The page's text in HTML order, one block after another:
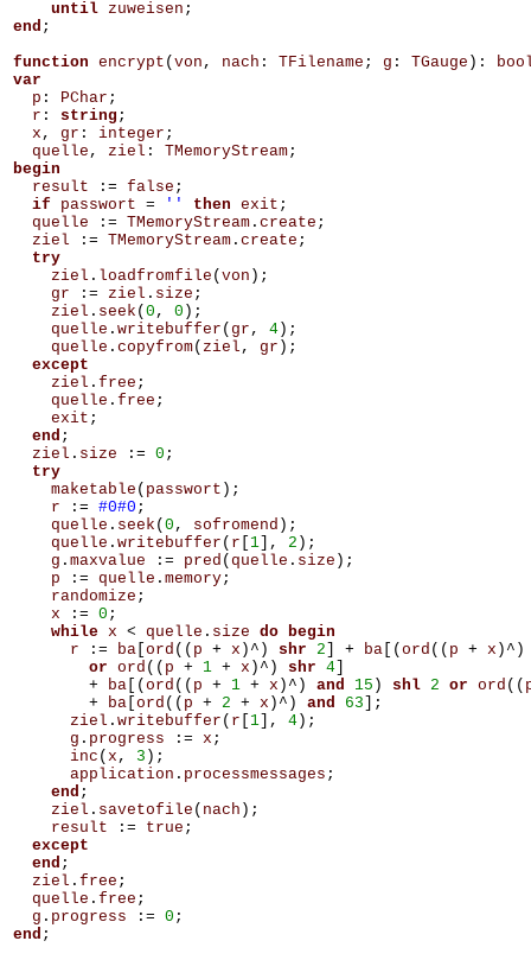
until zuweisen ;
end ;
function encrypt ( von , nach : TFilename ; g : TGauge ):
var
p : PChar ;
r : string ;
x , gr : integer ;
quelle , ziel : TMemoryStream;
begin
result
:= false ;
if
passwort = '' then exit ;
quelle
:= TMemoryStream . create ;
ziel
:= TMemoryStream . create ;
try
ziel . loadfromfile ( von );
gr
:= ziel . size ;
ziel . seek ( 0 , 0 );
quelle . writebuffer ( gr , 4 );
quelle . copyfrom( ziel , gr );
except
ziel . free ;
quelle . free ;
exit ;
end ;
ziel . size := 0 ;
try
maketable ( passwort );
r
:= #0#0 ;
quelle . seek ( 0 , sofromend );
quelle . writebuffer ( r 1 ], 2 );
g . maxvalue := pred ( quelle . size );
p
:= quelle . memory;
randomize ;
x
:= 0 ;
while x < quelle . size do begin
r
:= ba ord (( p + x )^) shr 2 + ba [( ord (( p + x )^)
or ord (( p + 1 + x )^) shr 4
+
ba [( ord (( p + 1 + x )^) and 15 ) shl 2 or ord ((
+
ba ord (( p + 2 + x )^) and 63 ];
ziel . writebuffer ( r 1 ], 4 );
g . progress := x ;
inc ( x , 3 );
application . processmessages ;
end ;
ziel . savetofile ( nach );
result
:= true ;
except
end ;
ziel . free ;
quelle . free ;
g . progress := 0 ;
end ;